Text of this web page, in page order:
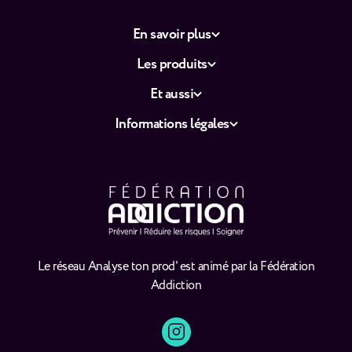
Le réseau Analyse ton prod' est animé par la Fédération
Addiction
En savoir plus
Les produits
Et aussi
Informations légales